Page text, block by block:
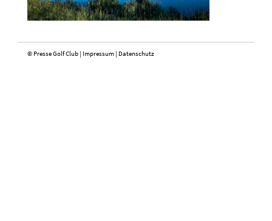
© Presse Golf Club | Impressum | Datenschutz